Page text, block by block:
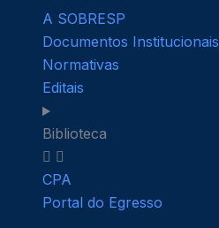
A SOBRESP
Documentos Institucionais
Normativas
Editais
Biblioteca
CPA
Portal do Egresso